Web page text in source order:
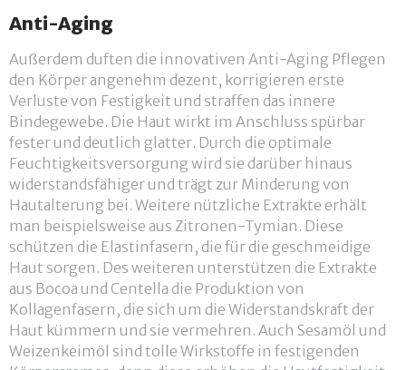
Anti-Aging
Außerdem duften die innovativen Anti-Aging Pflegen
den Körper angenehm dezent, korrigieren erste
Verluste von Festigkeit und straffen das innere
Bindegewebe. Die Haut wirkt im Anschluss spürbar
fester und deutlich glatter. Durch die optimale
Feuchtigkeitsversorgung wird sie darüber hinaus
widerstandsfähiger und trägt zur Minderung von
Hautalterung bei. Weitere nützliche Extrakte erhält
man beispielsweise aus Zitronen-Tymian. Diese
schützen die Elastinfasern, die für die geschmeidige
Haut sorgen. Des weiteren unterstützen die Extrakte
aus Bocoa und Centella die Produktion von
Kollagenfasern, die sich um die Widerstandskraft der
Haut kümmern und sie vermehren. Auch Sesamöl und
Weizenkeimöl sind tolle Wirkstoffe in festigenden